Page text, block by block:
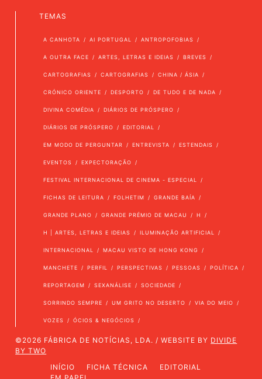
TEMAS
A CANHOTA AI PORTUGAL ANTROPOFOBIAS
A OUTRA FACE ARTES, LETRAS E IDEIAS BREVES
CARTOGRAFIAS CARTOGRAFIAS CHINA / ÁSIA
CRÓNICO ORIENTE DESPORTO DE TUDO E DE NADA
DIVINA COMÉDIA DIÁRIOS DE PRÓSPERO
DIÁRIOS DE PRÓSPERO EDITORIAL
EM MODO DE PERGUNTAR ENTREVISTA ESTENDAIS
EVENTOS EXPECTORAÇÃO
FESTIVAL INTERNACIONAL DE CINEMA - ESPECIAL
FICHAS DE LEITURA FOLHETIM GRANDE BAÍA
GRANDE PLANO GRANDE PRÉMIO DE MACAU H
H | ARTES, LETRAS E IDEIAS ILUMINAÇÃO ARTIFICIAL
INTERNACIONAL MACAU VISTO DE HONG KONG
MANCHETE PERFIL PERSPECTIVAS PESSOAS POLÍTICA
REPORTAGEM SEXANÁLISE SOCIEDADE
SORRINDO SEMPRE UM GRITO NO DESERTO VIA DO MEIO
VOZES ÓCIOS & NEGÓCIOS
©2026 FÁBRICA DE NOTÍCIAS, LDA. / WEBSITE BY DIVIDE
BY TWO
INÍCIO
FICHA TÉCNICA
EDITORIAL